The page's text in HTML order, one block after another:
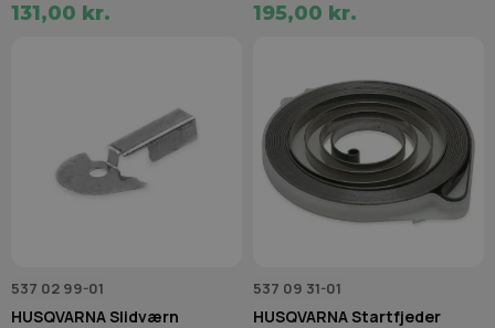
131,00 kr. 195,00 kr.
537 02 99-01
HUSQVARNA Slidværn
537 09 31-01
HUSQVARNA Startfjeder